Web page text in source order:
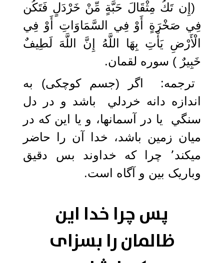
(إِن تَكُ مِثْقَالَ حَبَّةٍ مِّنْ خَرْدَلٍ فَتَكُن
فِي صَخْرَةٍ أَوْ فِي السَّمَاوَاتِ أَوْ فِي
الْأَرْضِ يَأْتِ بِهَا اللَّهُ إِنَّ اللَّهَ لَطِيفٌ
خَبِيرٌ ) سوره لقمان.
ترجمه: ‏ اگر (جسم کوچکی) به
اندازه دانه خردلي باشد و در دل
سنگي يا در آسمانها، و يا اين كه در
ميان زمين باشد، خدا آن را حاضر
میکند٬ چرا كه خداوند بس دقيق
وباریک بین و آگاه است.‏
پس چرا خدا این
ظالمان را بسزای